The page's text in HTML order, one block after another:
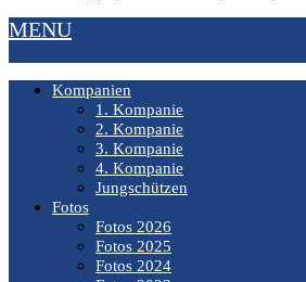
MENU
Kompanien
1. Kompanie
2. Kompanie
3. Kompanie
4. Kompanie
Jungschützen
Fotos
Fotos 2026
Fotos 2025
Fotos 2024